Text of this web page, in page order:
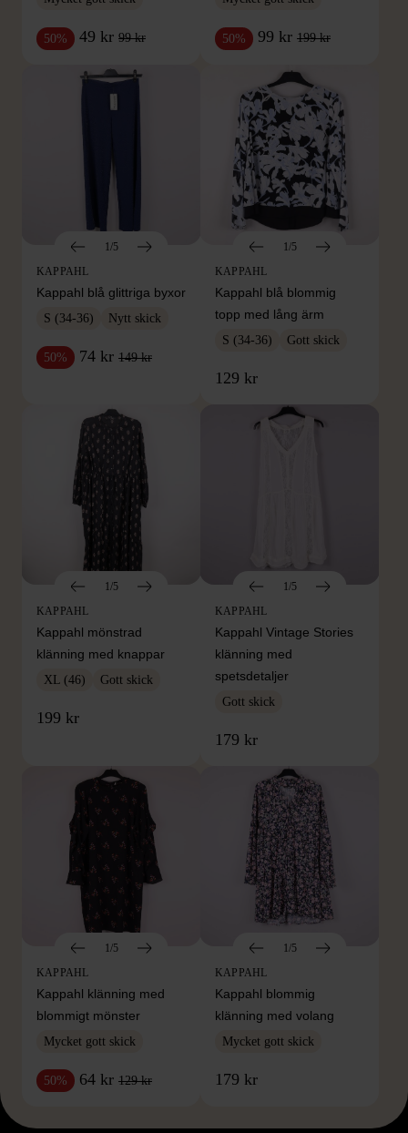
50% 49 kr 99 kr 50% 99 kr 199 kr
1/5
KAPPAHL
Kappahl blå glittriga byxor
S (34-36) Nytt skick
50% 74 kr 149 kr
1/5
KAPPAHL
Kappahl blå blommig
topp med lång ärm
S (34-36) Gott skick
129 kr
1/5
KAPPAHL
Kappahl mönstrad
klänning med knappar
XL (46) Gott skick
199 kr
1/5
KAPPAHL
Kappahl Vintage Stories
klänning med
spetsdetaljer
Gott skick
179 kr
1/5
KAPPAHL
Kappahl klänning med
blommigt mönster
Mycket gott skick
50% 64 kr 129 kr
1/5
KAPPAHL
Kappahl blommig
klänning med volang
Mycket gott skick
179 kr